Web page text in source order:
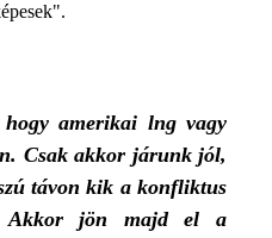
amerikai lng vagy
Csak akkor járunk jól,
távon kik a konfliktus
Akkor jön majd el a